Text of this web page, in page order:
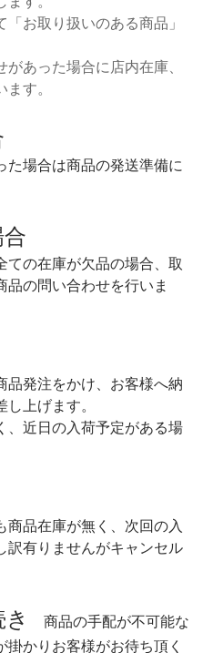
お取り扱いのある商品」
あった場合に店内在庫、
す。
場合は商品の発送準備に
の在庫が欠品の場合、取
品の問い合わせを行いま
発注をかけ、お客様へ納
上げます。
近日の入荷予定がある場
品在庫が無く、次回の入
訳有りませんがキャンセル
商品の手配が不可能な
かりお客様がお待ち頂く